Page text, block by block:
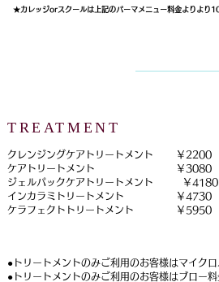
★カレッジorスクールは上記のパーマメニュー料金よりより
TREATMENT
クレンジングケアトリートメント ￥2200
ケアトリートメント ￥3080
ジェルパックケアトリートメント ￥4180
インカラミトリートメント ￥4730
​ケラフェクトトリートメント ￥5950
●トリートメントのみご利用のお客様はマイク
​●トリートメントのみご利用のお客様はブロー